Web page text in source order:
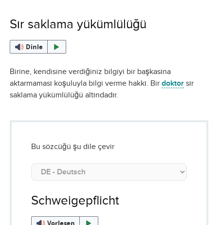
Sır saklama yükümlülüğü
Dinle
Birine, kendisine verdiğiniz bilgiyi bir başkasına
aktarmaması koşuluyla bilgi verme hakkı. Bir doktor sır
saklama yükümlülüğü altındadır.
Bu sözcüğü şu dile çevir
Schweigepflicht
Vorlesen